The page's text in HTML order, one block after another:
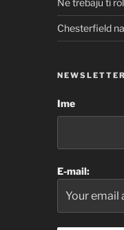
Ne trebaju ti
Chesterfield
Ime
E-mail: